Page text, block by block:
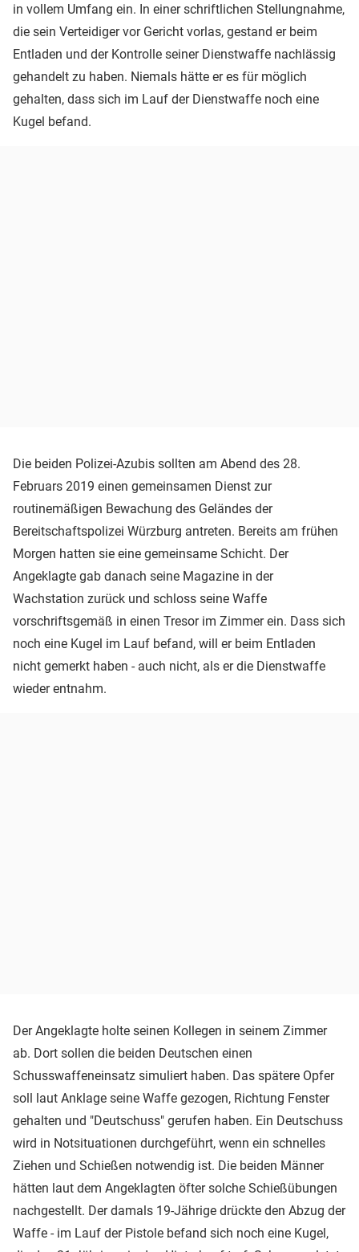
in vollem Umfang ein. In einer schriftlichen Stellungnahme,
die sein Verteidiger vor Gericht vorlas, gestand er beim
Entladen und der Kontrolle seiner Dienstwaffe nachlässig
gehandelt zu haben. Niemals hätte er es für möglich
gehalten, dass sich im Lauf der Dienstwaffe noch eine
Kugel befand.
Die beiden Polizei-Azubis sollten am Abend des 28.
Februars 2019 einen gemeinsamen Dienst zur
routinemäßigen Bewachung des Geländes der
Bereitschaftspolizei Würzburg antreten. Bereits am frühen
Morgen hatten sie eine gemeinsame Schicht. Der
Angeklagte gab danach seine Magazine in der
Wachstation zurück und schloss seine Waffe
vorschriftsgemäß in einen Tresor im Zimmer ein. Dass sich
noch eine Kugel im Lauf befand, will er beim Entladen
nicht gemerkt haben - auch nicht, als er die Dienstwaffe
wieder entnahm.
Der Angeklagte holte seinen Kollegen in seinem Zimmer
ab. Dort sollen die beiden Deutschen einen
Schusswaffeneinsatz simuliert haben. Das spätere Opfer
soll laut Anklage seine Waffe gezogen, Richtung Fenster
gehalten und "Deutschuss" gerufen haben. Ein Deutschuss
wird in Notsituationen durchgeführt, wenn ein schnelles
Ziehen und Schießen notwendig ist. Die beiden Männer
hätten laut dem Angeklagten öfter solche Schießübungen
nachgestellt. Der damals 19-Jährige drückte den Abzug der
Waffe - im Lauf der Pistole befand sich noch eine Kugel,